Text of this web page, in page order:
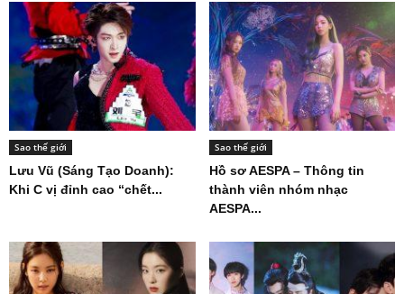
Sao thế giới
10 idol nữ Kpop thiện cảm
nhờ visual lung linh do...
Sao thế giới
Hồ sơ Trần Triết Viễn – nam
thần thanh xuân mới...
Sao thế giới Sao thế giới